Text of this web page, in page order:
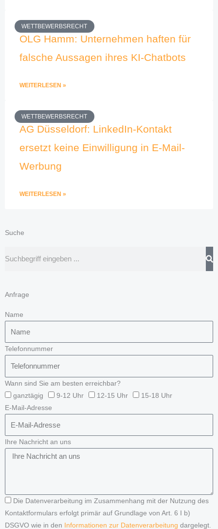
WETTBEWERBSRECHT
OLG Hamm: Unternehmen haften für
falsche Aussagen ihres KI-Chatbots
WEITERLESEN »
WETTBEWERBSRECHT
AG Düsseldorf: LinkedIn-Kontakt
ersetzt keine Einwilligung in E-Mail-
Werbung
WEITERLESEN »
Suche
Anfrage
Name
Telefonnummer
Wann sind Sie am besten erreichbar?
ganztägig
9-12 Uhr 12-15 Uhr
15-18 Uhr
E-Mail-Adresse
Ihre Nachricht an uns
Die Datenverarbeitung im Zusammenhang mit der Nutzung des
Kontaktformulars erfolgt primär auf Grundlage von Art. 6 I b)
DSGVO wie in den
Informationen zur Datenverarbeitung dargelegt.